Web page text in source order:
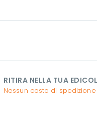
RITIRA NELLA TUA
Nessun costo di spedizione